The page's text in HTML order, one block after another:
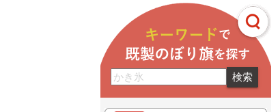
検索